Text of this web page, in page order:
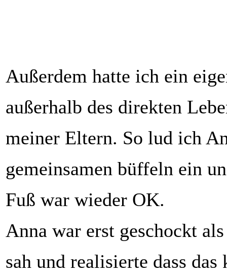
Außerdem hatte ich ein
außerhalb des direkten
meiner Eltern. So lud ich
gemeinsamen büffeln ein
Fuß war wieder OK.
Anna war erst geschockt
sah und realisierte dass